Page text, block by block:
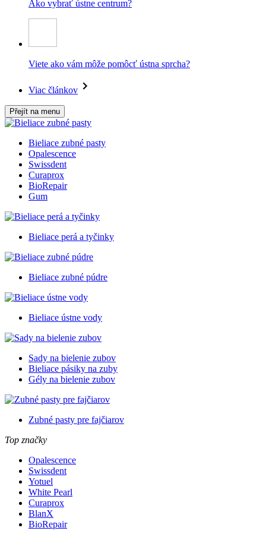
Ako vybrať ústne centrum?
Viete ako vám môže pomôcť ústna sprcha?
Viac článkov
Přejít na menu
Bieliace zubné pasty
Opalescence
Swissdent
Curaprox
BioRepair
Gum
Bieliace perá a tyčinky
Bieliace zubné púdre
Bieliace ústne vody
Sady na bielenie zubov
Bieliace pásiky na zuby
Gély na bielenie zubov
Zubné pasty pre fajčiarov
Top značky
Opalescence
Swissdent
Yotuel
White Pearl
Curaprox
BlanX
BioRepair